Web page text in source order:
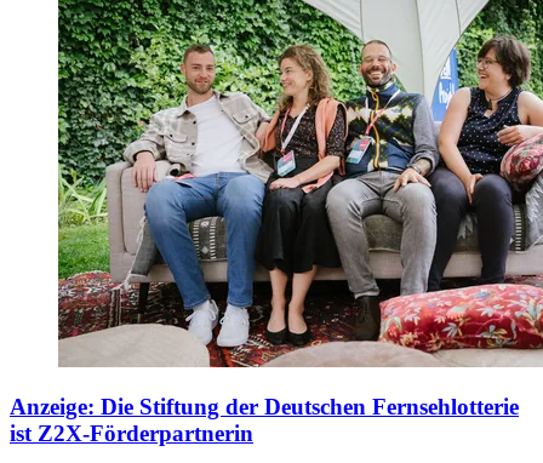
Anzeige: Die Stiftung der Deutschen Fernsehlotterie
ist Z2X-Förderpartnerin